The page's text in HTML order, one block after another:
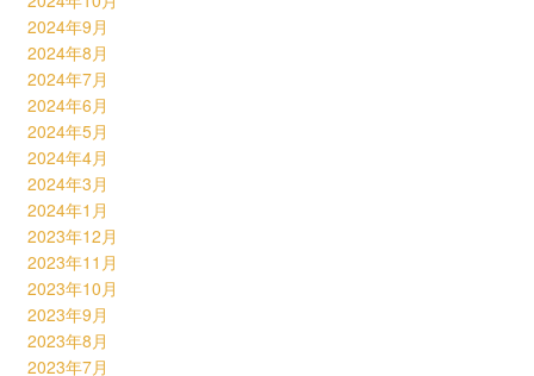
2024年9月
2024年8月
2024年7月
2024年6月
2024年5月
2024年4月
2024年3月
2024年1月
2023年12月
2023年11月
2023年10月
2023年9月
2023年8月
2023年7月